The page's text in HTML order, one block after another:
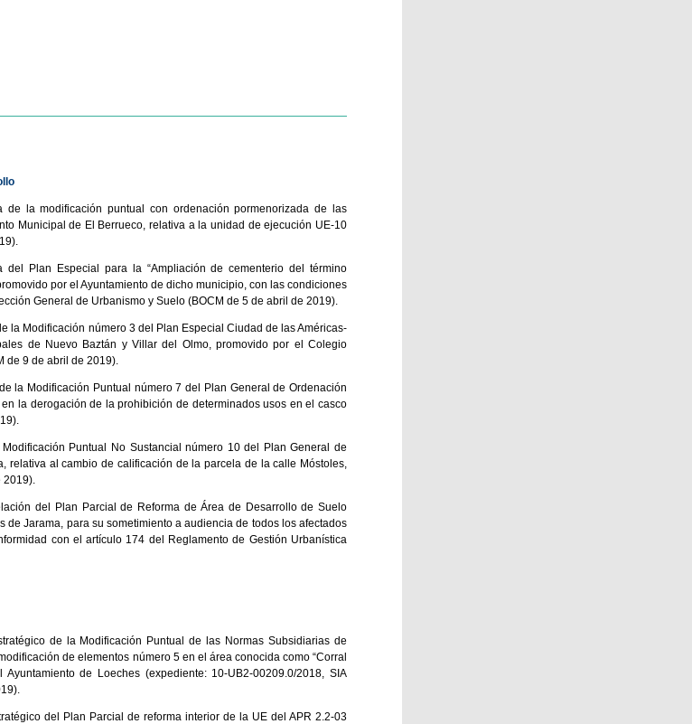
de la modificación puntual con ordenación pormenorizada de las
Municipal de El Berrueco, relativa a la unidad de ejecución UE-10
del Plan Especial para la “Ampliación de cementerio del término
por el Ayuntamiento de dicho municipio, con las condiciones
General de Urbanismo y Suelo (BOCM de 5 de abril de 2019).
la Modificación número 3 del Plan Especial Ciudad de las Américas-
de Nuevo Baztán y Villar del Olmo, promovido por el Colegio
de 9 de abril de 2019).
la Modificación Puntual número 7 del Plan General de Ordenación
la derogación de la prohibición de determinados usos en el casco
Puntual No Sustancial número 10 del Plan General de
relativa al cambio de calificación de la parcela de la calle Móstoles,
2019).
del Plan Parcial de Reforma de Área de Desarrollo de Suelo
de Jarama, para su sometimiento a audiencia de todos los afectados
con el artículo 174 del Reglamento de Gestión Urbanística
de la Modificación Puntual de las Normas Subsidiarias de
de elementos número 5 en el área conocida como “Corral
de Loeches (expediente: 10-UB2-00209.0/2018, SIA
del Plan Parcial de reforma interior de la UE del APR 2.2-03